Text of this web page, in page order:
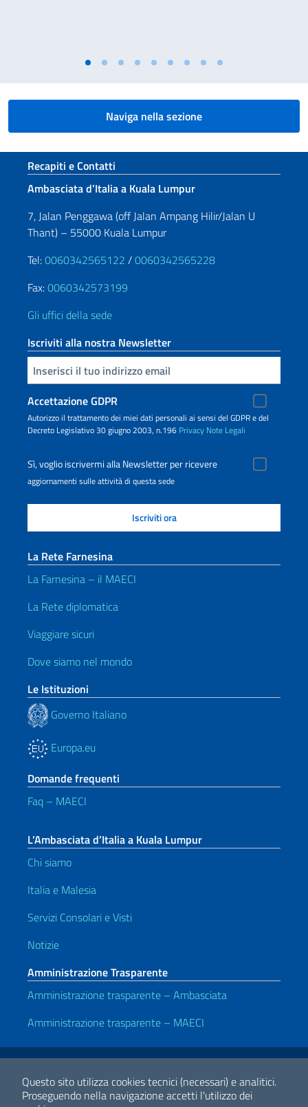
Questo sito utilizza cookies tecnici (necessari) e analitici.
Proseguendo nella navigazione accetti l'utilizzo dei
Naviga nella sezione
Sezione footer
Recapiti e Contatti
Ambasciata d’Italia a Kuala Lumpur
7, Jalan Penggawa (off Jalan Ampang Hilir/Jalan U
Thant) – 55000 Kuala Lumpur
Tel:0060342565122 /0060342565228
Fax:0060342573199
Gli uffici della sede
Iscriviti alla nostra Newsletter
Inserisci la tua email
Accettazione GDPR
Autorizzo il trattamento dei miei dati personali ai sensi del GDPR e del
Decreto Legislativo 30 giugno 2003, n.196 Privacy Note Legali
Sì, voglio iscrivermi alla Newsletter per ricevere
aggiornamenti sulle attività di questa sede
La Rete Farnesina
La Farnesina – il MAECI
La Rete diplomatica
Viaggiare sicuri
Dove siamo nel mondo
Le Istituzioni
Governo Italiano
Europa.eu
Domande frequenti
Faq – MAECI
L’Ambasciata d’Italia a Kuala Lumpur
Chi siamo
Italia e Malesia
Servizi Consolari e Visti
Notizie
Amministrazione Trasparente
Amministrazione trasparente – Ambasciata
Amministrazione trasparente – MAECI
Link Utili